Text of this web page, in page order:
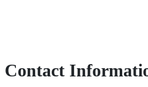
Contact